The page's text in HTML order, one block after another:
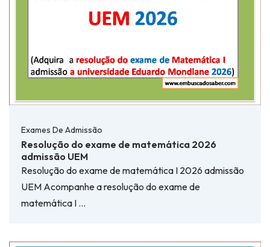
Exames De Admissão
Resolução do exame de matemática 2026
admissão UEM
Resolução do exame de matemática I 2026 admissão
UEM Acompanhe a resolução do exame de
matemática I …